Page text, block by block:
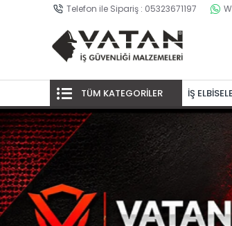
Telefon ile Sipariş : 05323671197
TÜM KATEGORİLER İŞ